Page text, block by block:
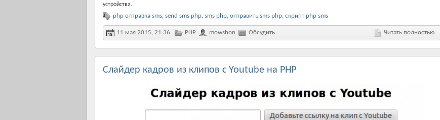
устройства.
php отправка sms, send sms php, sms php, оптравить sms php, скрипт php sms
11 мая 2015, 21:36 PHP mowshon Обсудить Читать полностью
Слайдер кадров из клипов с Youtube на PHP